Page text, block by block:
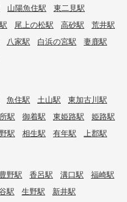
山陽魚住駅
東二見駅
尾上の松駅 高砂駅
荒井駅
八家駅 白浜の宮駅
妻鹿駅
魚住駅 土山駅
東加古川駅
駅 御着駅 東姫路駅
姫路駅
駅 相生駅 有年駅 上郡駅
野駅 香呂駅 溝口駅
福崎駅
駅 生野駅 新井駅